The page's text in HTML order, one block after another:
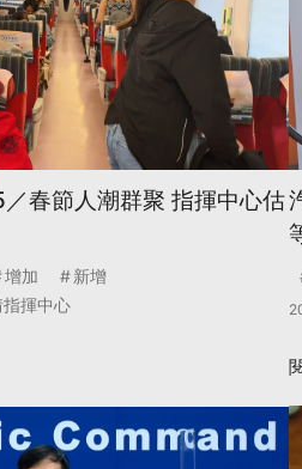
春節人潮群聚 指揮中心估
增加
新增
揮中心